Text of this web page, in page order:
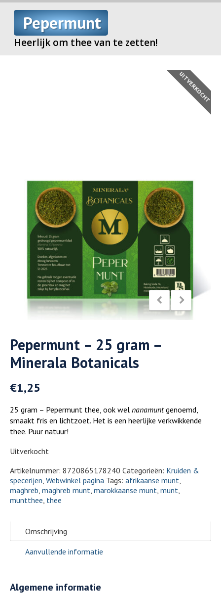
Pepermunt
Heerlijk om thee van te zetten!
UITVERKOCHT
Pepermunt – 25 gram –
Minerala Botanicals
€1,25
25 gram – Pepermunt thee, ook wel nanamuntgenoemd,
smaakt fris en lichtzoet. Het is een heerlijke verkwikkende
thee. Puur natuur!
Uitverkocht
Artikelnummer: 8720865178240 Categorieën: Kruiden &
specerijen Webwinkel pagina Tags: afrikaanse munt
maghreb maghreb munt marokkaanse munt munt
muntthee thee
Omschrijving
Aanvullende informatie
Algemene informatie